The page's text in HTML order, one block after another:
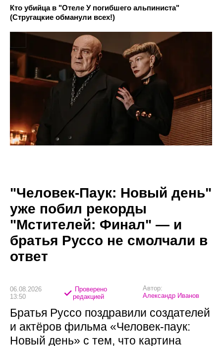
Кто убийца в "Отеле У погибшего альпиниста"
(Стругацкие обманули всех!)
"Человек-Паук: Новый день"
уже побил рекорды
"Мстителей: Финал" — и
братья Руссо не смолчали в
ответ
06.08.2026
13:50
Проверено
редакцией
Автор:
Александр Иванов
Братья Руссо поздравили создателей
и актёров фильма «Человек-паук:
Новый день» с тем, что картина